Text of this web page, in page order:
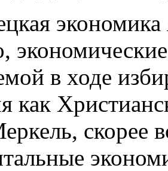
в ходе
как
скорее